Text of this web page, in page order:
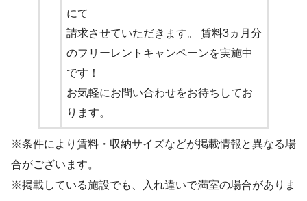
にて
請求させていただきます。 賃料3ヵ月分
のフリーレントキャンペーンを実施中
です！
お気軽にお問い合わせをお待ちしてお
ります。
※条件により賃料・収納サイズなどが掲載情報と異なる場
合がございます。
※掲載している施設でも、入れ違いで満室の場合がありま